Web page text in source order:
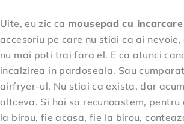
Uite, eu zic ca mousepad cu
accesoriu pe care nu stiai ca ai
nu mai poti trai fara el. E ca atunci
incalzirea in pardoseala. Sau
airfryer-ul. Nu stiai ca exista, dar
altceva. Si hai sa recunoastem, pentru
la birou, fie acasa, fie la birou,